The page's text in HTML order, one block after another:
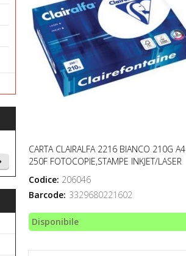
CARTA CLAIRALFA 2216 BIANCO 210G A4
250F FOTOCOPIE,STAMPE INKJET/LASER
Codice: 206046
Barcode: 3329680221602
Disponibile